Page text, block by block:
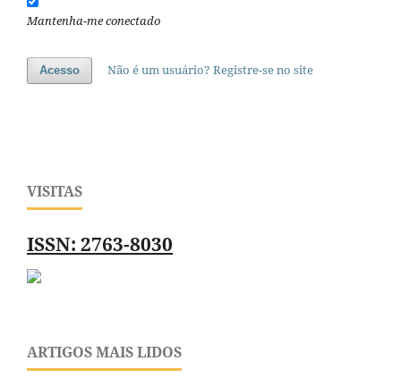
Mantenha-me conectado
Acesso Não é um usuário? Registre-se no site
VISITAS
ISSN: 2763-8030
ARTIGOS MAIS LIDOS